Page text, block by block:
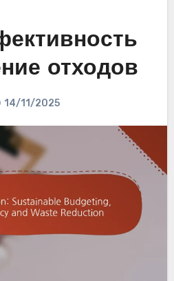
отходов
14/11/2025